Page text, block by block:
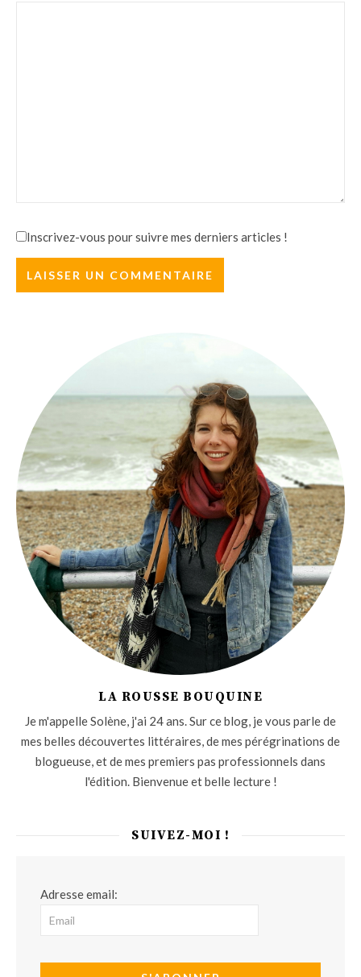
Inscrivez-vous pour suivre mes derniers articles !
LA ROUSSE BOUQUINE
Je m'appelle Solène, j'ai 24 ans. Sur ce blog, je vous parle de
mes belles découvertes littéraires, de mes pérégrinations de
blogueuse, et de mes premiers pas professionnels dans
l'édition. Bienvenue et belle lecture !
SUIVEZ-MOI !
Adresse email: